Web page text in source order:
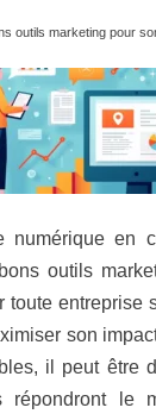
outils marketing pour
numérique en
outils
toute entreprise
son
il peut être
répondront le